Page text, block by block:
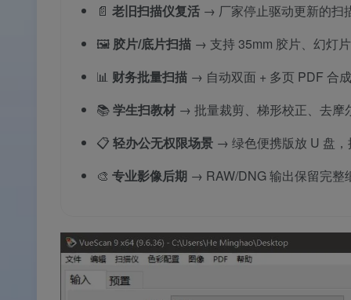
📄 老旧扫描仪复活 → 厂家停止驱动更新的扫
🖼️ 胶片/底片扫描 → 支持 35mm 胶片、幻灯
📊 财务批量扫描 → 自动双面 + 多页 PDF 合
📚学生扫教材 → 批量裁剪、梯形校正、去摩
📋 轻办公无权限场景 → 绿色便携版放 U 盘
🎨 专业影像后期 → RAW/DNG 输出保留完整